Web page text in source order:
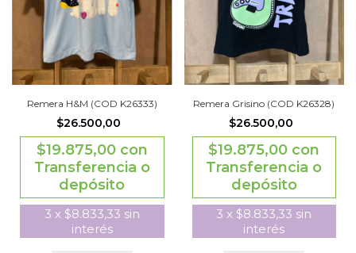
Remera H&M (COD K26333)
$26.500,00
$19.875,00 con
Transferencia o
depósito
3 x $8.833,33 sin
interés
Remera Grisino (COD K26328)
$26.500,00
$19.875,00 con
Transferencia o
depósito
3 x $8.833,33 sin
interés